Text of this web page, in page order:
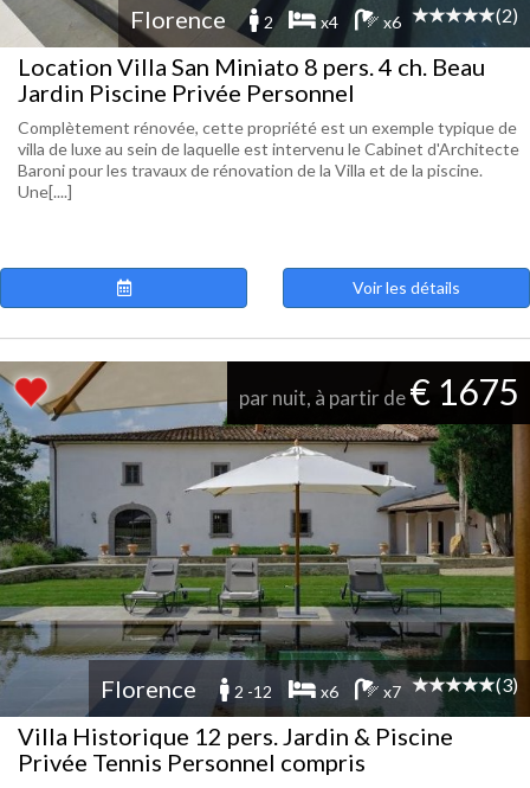
Florence 2 x4 x6 (2)
Location Villa San Miniato 8 pers. 4 ch. Beau
Jardin Piscine Privée Personnel
Complètement rénovée, cette propriété est un exemple typique de
villa de luxe au sein de laquelle est intervenu le Cabinet d'Architecte
Baroni pour les travaux de rénovation de la Villa et de la piscine.
Une[....]
Voir les détails
par nuit, à partir de€ 1675
Florence 2 -12 x6 x7 (3)
Villa Historique 12 pers. Jardin & Piscine
Privée Tennis Personnel compris